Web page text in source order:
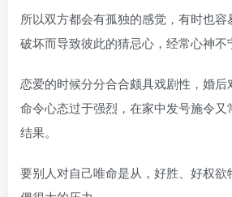
所以双方都会有孤独的感觉，有时也
破坏而导致彼此的猜忌心，经常心神不
恋爱的时候分分合合颇具戏剧性，婚
命令心态过于强烈，在家中发号施令又
结果。
要别人对自己唯命是从，好胜、好权